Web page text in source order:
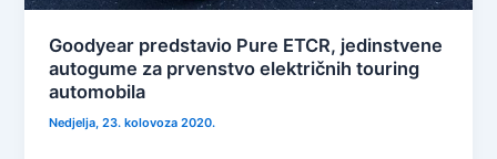
Goodyear predstavio Pure ETCR, jedinstvene
autogume za prvenstvo električnih touring
automobila
Nedjelja, 23. kolovoza 2020.